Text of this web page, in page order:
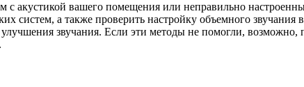
акустикой вашего помещения или неправильно
систем, а также проверить настройку объемного звучания
звучания. Если эти методы не помогли, возможно,